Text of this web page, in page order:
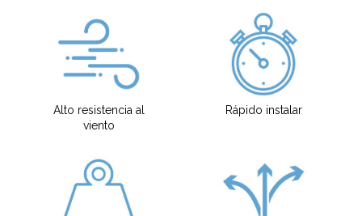
Alto resistencia al
viento
Rápido instalar
¿QUÉ HACES?*